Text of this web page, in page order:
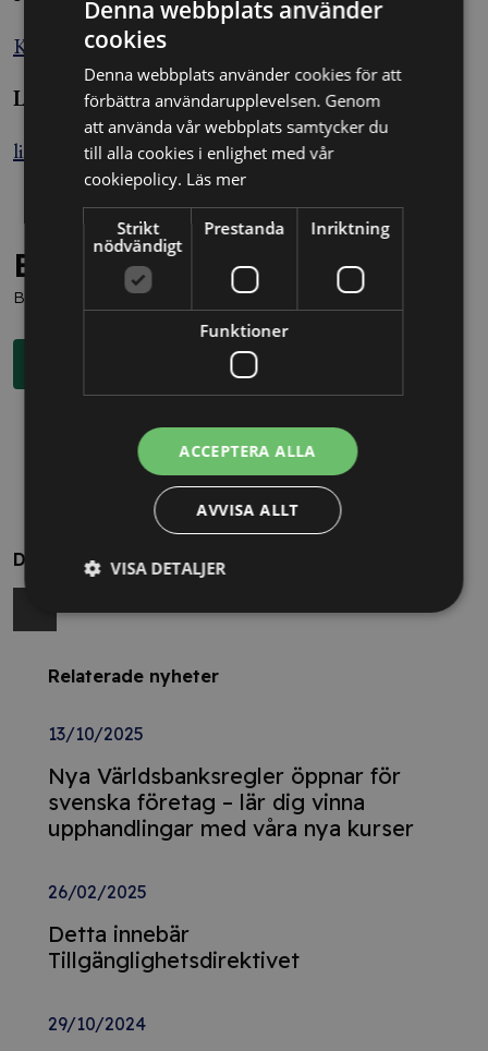
Källa: Nyhetsbyrån Blendow Lexnova
Linus Ekström
linus.ekstrom@alltomjuridik.se
Behöver du juridisk hjälp?
Boka en kostnadsfri konsultation direkt via knappen nedan.
Dela
Relaterade nyheter
13/10/2025
Nya Världsbanksregler öppnar för
svenska företag – lär dig vinna
upphandlingar med våra nya kurser
26/02/2025
Detta innebär
Tillgänglighetsdirektivet
29/10/2024
Denna webbplats använder
cookies
Denna webbplats använder cookies för att
förbättra användarupplevelsen. Genom
att använda vår webbplats samtycker du
till alla cookies i enlighet med vår
cookiepolicy. Läs mer
Strikt
nödvändigt
Prestanda Inriktning
Funktioner
ACCEPTERA ALLA
AVVISA ALLT
VISA DETALJER